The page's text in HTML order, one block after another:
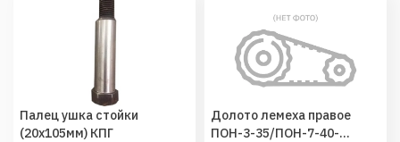
Палец ушка стойки
(20х105мм) КПГ
Долото лемеха правое
ПОН-3-35/ПОН-7-40-